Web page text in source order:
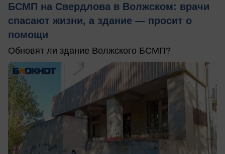
БСМП на Свердлова в Волжском: врачи
спасают жизни, а здание — просит о
помощи
Обновят ли здание Волжского БСМП?